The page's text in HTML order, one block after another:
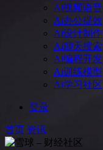
Ai视频语音
Ai办公提效
Ai设计制作
Ai聊天搜索
Ai编程开发
Ai训练模型
Ai学习社区
登录
首页 资讯